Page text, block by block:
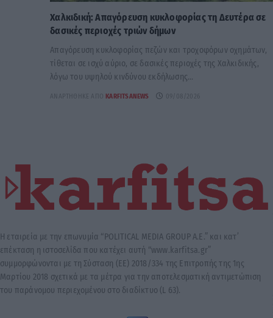
Χαλκιδική: Απαγόρευση κυκλοφορίας τη Δευτέρα σε
δασικές περιοχές τριών δήμων
Απαγόρευση κυκλοφορίας πεζών και τροχοφόρων οχημάτων,
τίθεται σε ισχύ αύριο, σε δασικές περιοχές της Χαλκιδικής,
λόγω του υψηλού κινδύνου εκδήλωσης...
KARFITSANEWS 09/08/2026
Η εταιρεία με την επωνυμία “POLITICAL MEDIA GROUP A.E.” και κατ’
επέκταση η ιστοσελίδα που κατέχει αυτή “www.karfitsa.gr”
συμμορφώνονται με τη Σύσταση (ΕΕ) 2018/334 της Επιτροπής της 1ης
Μαρτίου 2018 σχετικά με τα μέτρα για την αποτελεσματική αντιμετώπιση
του παράνομου περιεχομένου στο διαδίκτυο (L 63).